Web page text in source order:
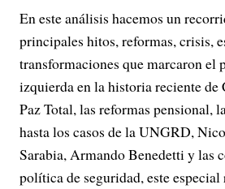
En este análisis hacemos un
principales hitos, reformas, crisis,
transformaciones que marcaron el
izquierda en la historia reciente de
Paz Total, las reformas pensional,
hasta los casos de la UNGRD,
Sarabia, Armando Benedetti y las
política de seguridad, este especial